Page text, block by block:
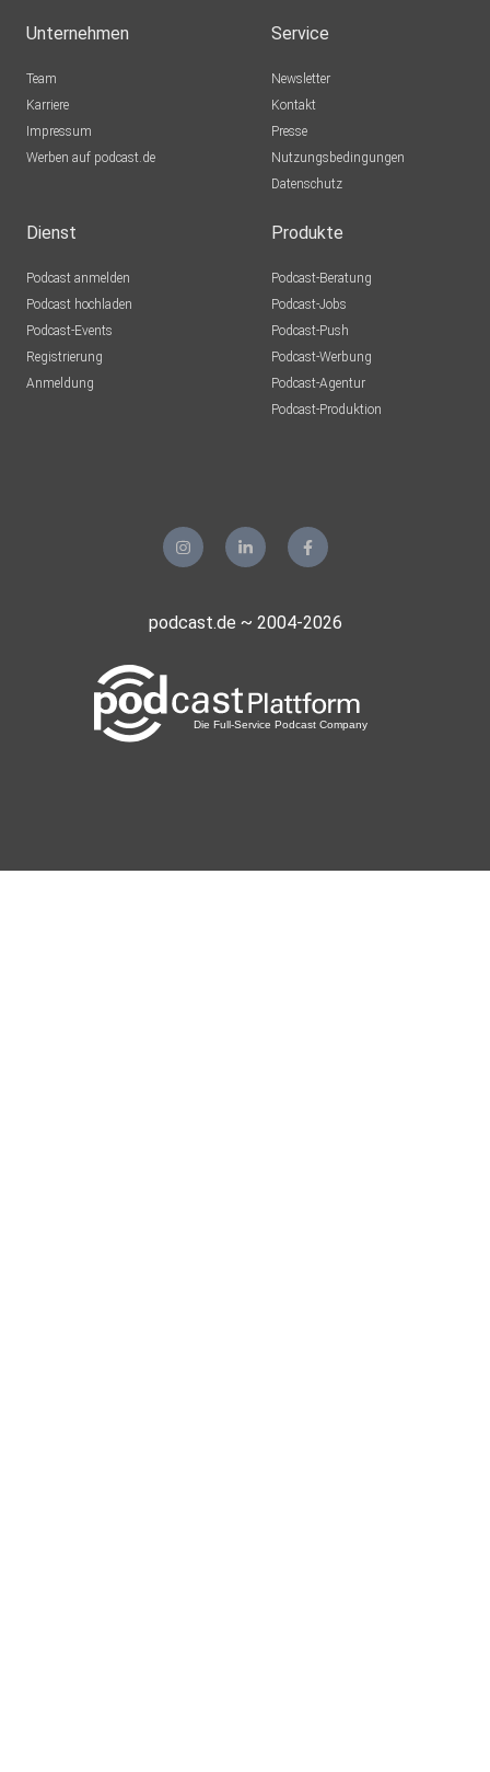
Unternehmen
Team
Karriere
Impressum
Werben auf podcast.de
Service
Newsletter
Kontakt
Presse
Nutzungsbedingungen
Datenschutz
Dienst
Podcast anmelden
Podcast hochladen
Podcast-Events
Registrierung
Anmeldung
Produkte
Podcast-Beratung
Podcast-Jobs
Podcast-Push
Podcast-Werbung
Podcast-Agentur
Podcast-Produktion
podcast.de ~ 2004-2026